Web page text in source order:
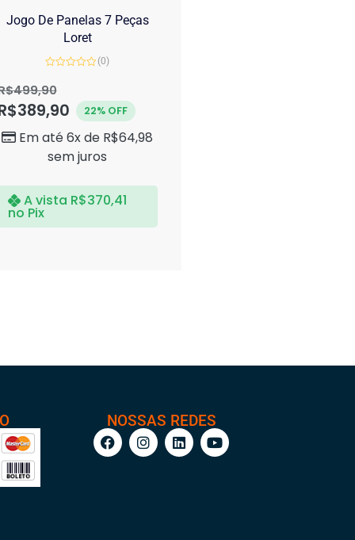
Jogo De Panelas 7 Peças
Loret
0
de
(0)
499,90
389,90 22% OFF
Em até 6x de R$64,98
sem juros
A vista R$370,41
no Pix
NOSSAS REDES